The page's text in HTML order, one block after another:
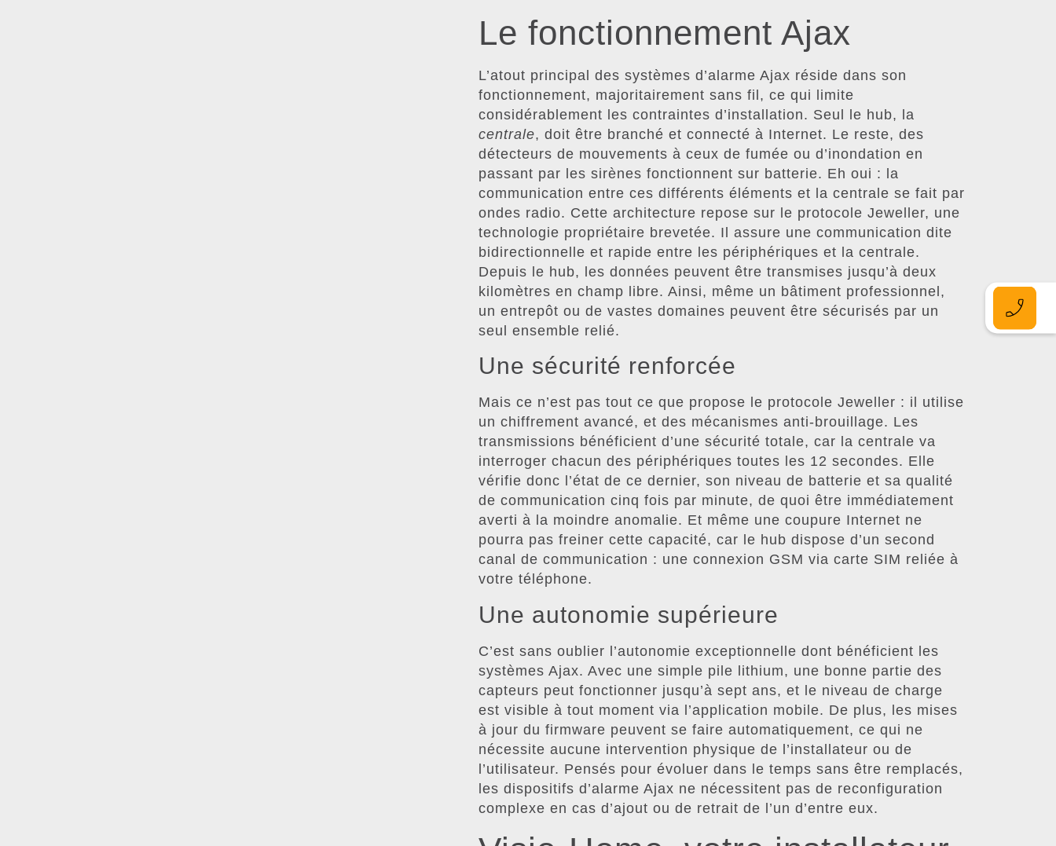
Le fonctionnement Ajax
L’atout principal des systèmes d’alarme Ajax réside dans son
fonctionnement, majoritairement sans fil, ce qui limite
considérablement les contraintes d’installation. Seul le hub, la
centrale, doit être branché et connecté à Internet. Le reste, des
détecteurs de mouvements à ceux de fumée ou d’inondation en
passant par les sirènes fonctionnent sur batterie. Eh oui : la
communication entre ces différents éléments et la centrale se fait par
ondes radio. Cette architecture repose sur le protocole Jeweller, une
technologie propriétaire brevetée. Il assure une communication dite
bidirectionnelle et rapide entre les périphériques et la centrale.
Depuis le hub, les données peuvent être transmises jusqu’à deux
kilomètres en champ libre. Ainsi, même un bâtiment professionnel,
un entrepôt ou de vastes domaines peuvent être sécurisés par un
seul ensemble relié.
Une sécurité renforcée
Mais ce n’est pas tout ce que propose le protocole Jeweller : il utilise
un chiffrement avancé, et des mécanismes anti-brouillage. Les
transmissions bénéficient d’une sécurité totale, car la centrale va
interroger chacun des périphériques toutes les 12 secondes. Elle
vérifie donc l’état de ce dernier, son niveau de batterie et sa qualité
de communication cinq fois par minute, de quoi être immédiatement
averti à la moindre anomalie. Et même une coupure Internet ne
pourra pas freiner cette capacité, car le hub dispose d’un second
canal de communication : une connexion GSM via carte SIM reliée à
votre téléphone.
Une autonomie supérieure
C’est sans oublier l’autonomie exceptionnelle dont bénéficient les
systèmes Ajax. Avec une simple pile lithium, une bonne partie des
capteurs peut fonctionner jusqu’à sept ans, et le niveau de charge
est visible à tout moment via l’application mobile. De plus, les mises
à jour du firmware peuvent se faire automatiquement, ce qui ne
nécessite aucune intervention physique de l’installateur ou de
l’utilisateur. Pensés pour évoluer dans le temps sans être remplacés,
les dispositifs d’alarme Ajax ne nécessitent pas de reconfiguration
complexe en cas d’ajout ou de retrait de l’un d’entre eux.